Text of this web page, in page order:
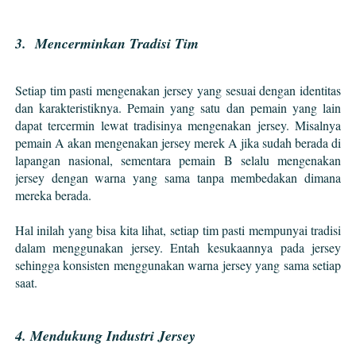
3. Mencerminkan Tradisi Tim
Setiap tim pasti mengenakan jersey yang sesuai dengan identitas
dan karakteristiknya. Pemain yang satu dan pemain yang lain
dapat tercermin lewat tradisinya mengenakan jersey. Misalnya
pemain A akan mengenakan jersey merek A jika sudah berada di
lapangan nasional, sementara pemain B selalu mengenakan
jersey dengan warna yang sama tanpa membedakan dimana
mereka berada.
Hal inilah yang bisa kita lihat, setiap tim pasti mempunyai tradisi
dalam menggunakan jersey. Entah kesukaannya pada jersey
sehingga konsisten menggunakan warna jersey yang sama setiap
saat.
4. Mendukung Industri Jersey